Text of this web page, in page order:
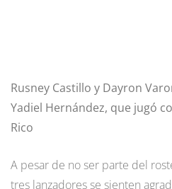
Rusney Castillo y Dayron
Yadiel Hernández, que jugó
Rico
A pesar de no ser parte del
tres lanzadores se sienten